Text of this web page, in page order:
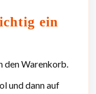
ein
den Warenkorb.
und dann auf